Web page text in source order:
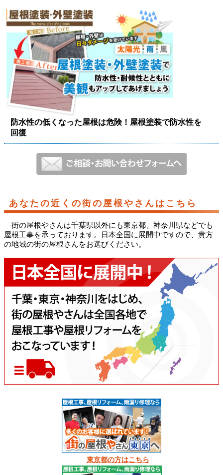
防水性の低くなった屋根は危険！屋根塗装で防水性を
回復
あなたの近くの街の屋根やさんはこちら
街の屋根やさんは千葉県以外にも東京都、神奈川県などでも
屋根工事を承っております。日本全国に展開中ですので、貴方
の地域の街の屋根さんをお選びください。
東京都の方はこちら